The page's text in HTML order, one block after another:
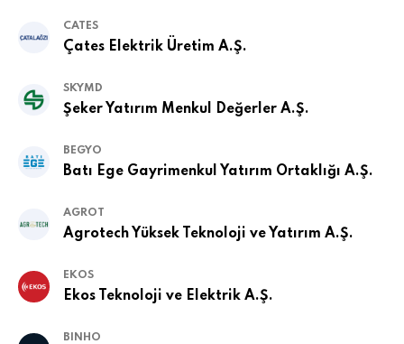
CATES
Çates Elektrik Üretim A.Ş.
SKYMD
Şeker Yatırım Menkul Değerler A.Ş.
BEGYO
Batı Ege Gayrimenkul Yatırım Ortaklığı A.Ş.
AGROT
Agrotech Yüksek Teknoloji ve Yatırım A.Ş.
EKOS
Ekos Teknoloji ve Elektrik A.Ş.
BINHO